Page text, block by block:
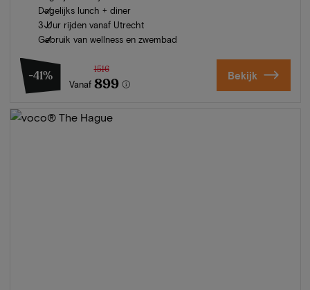
Dagelijks lunch + diner
3 Uur rijden vanaf Utrecht
Gebruik van wellness en zwembad
-41%
Vanaf
1516
899 Bekijk